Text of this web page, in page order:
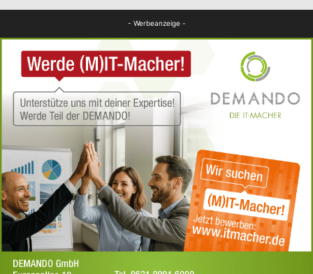
- Werbeanzeige -